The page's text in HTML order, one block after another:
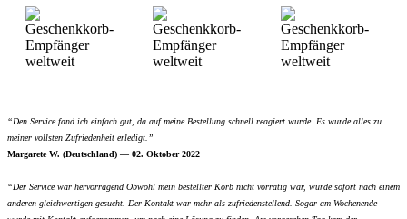
“Den Service fand ich einfach gut, da auf meine Bestellung schnell reagiert wurde. Es wurde alles zu
meiner vollsten Zufriedenheit erledigt.”
Margarete W. (Deutschland) — 02. Oktober 2022
“Der Service war hervorragend Obwohl mein bestellter Korb nicht vorrätig war, wurde sofort nach einem
anderen gleichwertigen gesucht. Der Kontakt war mehr als zufriedenstellend. Sogar am Wochenende